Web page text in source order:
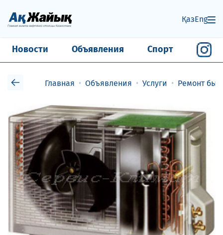
ҚазEng
Новости Объявления Спорт
Главная Объявления Услуги Ремонт